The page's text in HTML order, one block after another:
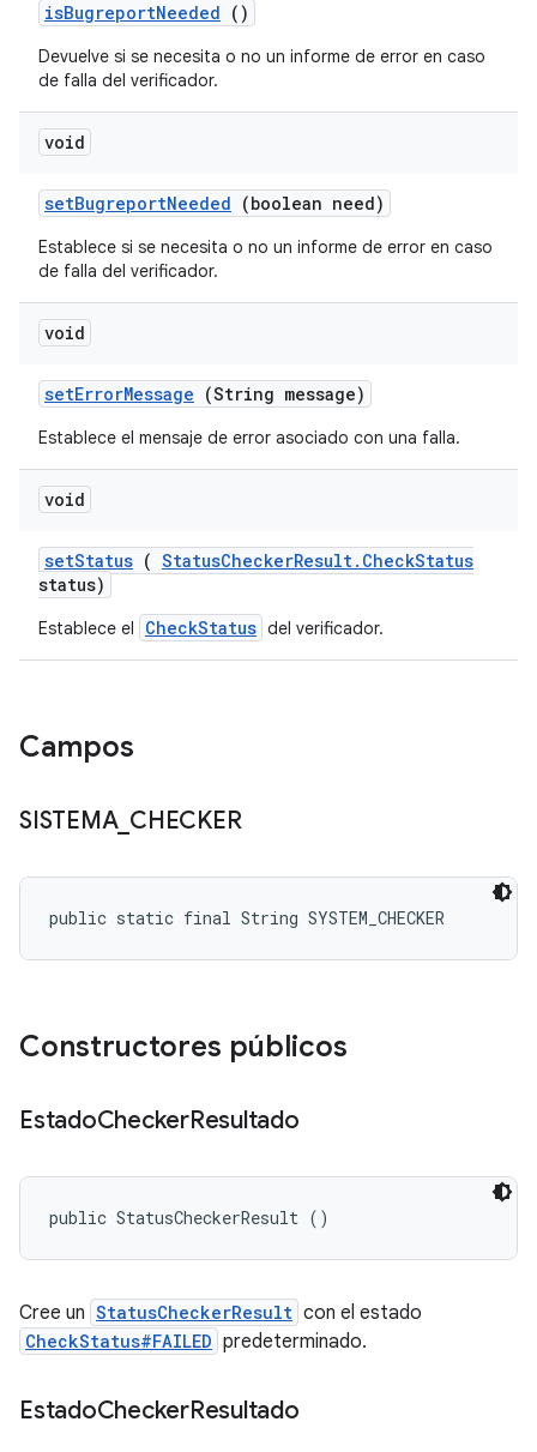
isBugreportNeeded ()
Devuelve si se necesita o no un informe de error en caso
de falla del verificador.
void
setBugreportNeeded (boolean need)
Establece si se necesita o no un informe de error en caso
de falla del verificador.
void
setErrorMessage (String message)
Establece el mensaje de error asociado con una falla.
void
setStatus ( StatusCheckerResult. CheckStatus
status)
Establece el CheckStatus del verificador.
Campos
SISTEMA_ CHECKER
public static final String SYSTEM_CHECKER
Constructores públicos
EstadoCheckerResultado
public StatusCheckerResult ()
Cree un StatusCheckerResult con el estado
CheckStatus#FAILED predeterminado.
EstadoCheckerResultado